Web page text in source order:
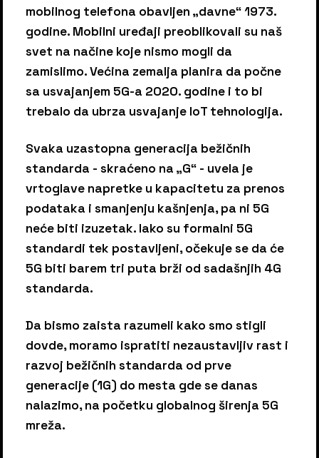
mobilnog telefona obavljen „davne“ 1973.
godine. Mobilni uređaji preoblikovali su naš
svet na načine koje nismo mogli da
zamislimo. Većina zemalja planira da počne
sa usvajanjem 5G-a 2020. godine i to bi
trebalo da ubrza usvajanje IoT tehnologija.
Svaka uzastopna generacija bežičnih
standarda - skraćeno na „G“ - uvela je
vrtoglave napretke u kapacitetu za prenos
podataka i smanjenju kašnjenja, pa ni 5G
neće biti izuzetak. Iako su formalni 5G
standardi tek postavljeni, očekuje se da će
5G biti barem tri puta brži od sadašnjih 4G
standarda.
Da bismo zaista razumeli kako smo stigli
dovde, moramo ispratiti nezaustavljiv rast i
razvoj bežičnih standarda od prve
generacije (1G) do mesta gde se danas
nalazimo, na početku globalnog širenja 5G
mreža.